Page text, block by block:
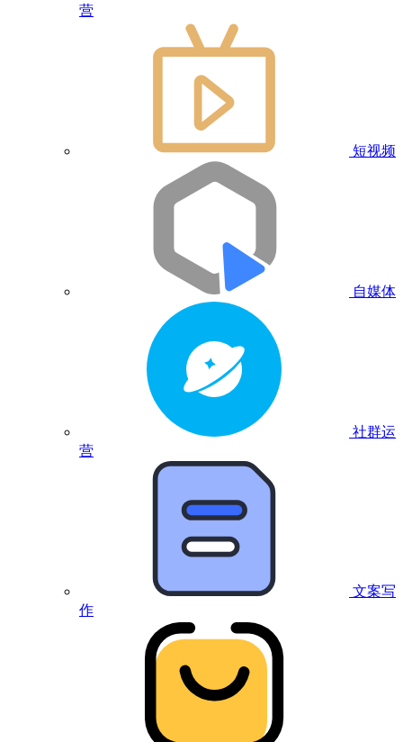
营
短视频
自媒体
社群运
营
文案写
作